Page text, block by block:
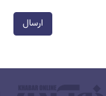
ارسال